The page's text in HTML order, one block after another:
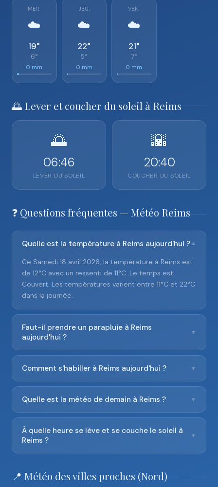
MER.
☁️
19°
6°
0 mm
JEU.
☁️
22°
5°
0 mm
VEN.
☁️
21°
7°
0 mm
🌅 Lever et coucher du soleil à Reims
🌅
06:46
LEVER DU SOLEIL
🌇
20:40
COUCHER DU SOLEIL
❓ Questions fréquentes — Météo Reims
Quelle est la température à Reims aujourd'hui ? ▼
Ce Samedi 18 avril 2026, la température à Reims est
de 12°C avec un ressenti de 11°C. Le temps est
Couvert. Les températures varient entre 11°C et 22°C
dans la journée.
Faut-il prendre un parapluie à Reims
aujourd'hui ?
▼
Comment s'habiller à Reims aujourd'hui ? ▼
Quelle est la météo de demain à Reims ? ▼
À quelle heure se lève et se couche le soleil à
Reims ?
▼
📍 Météo des villes proches (Nord)